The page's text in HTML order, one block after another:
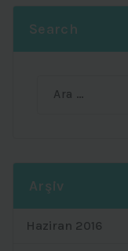
Search
Arşiv
Haziran 2016